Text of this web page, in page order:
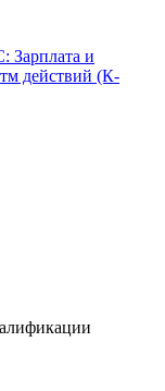
Зарплата и
действий (К-